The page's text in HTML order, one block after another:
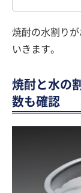
焼酎の水割り
いきます。
焼酎と水の
数も確認